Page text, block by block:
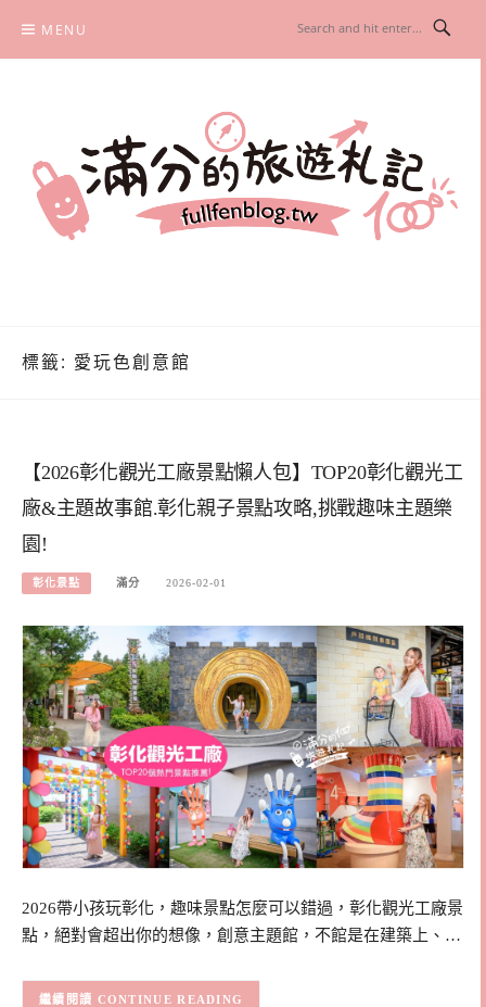
content
MENU
標籤: 愛玩色創意館
【2026彰化觀光工廠景點懶人包】TOP20彰化觀光工
廠&主題故事館.彰化親子景點攻略,挑戰趣味主題樂
園!
彰化景點 滿分 2026-02-01
2026帶小孩玩彰化，趣味景點怎麼可以錯過，彰化觀光工廠景
點，絕對會超出你的想像，創意主題館，不館是在建築上、…
CONTINUE READING